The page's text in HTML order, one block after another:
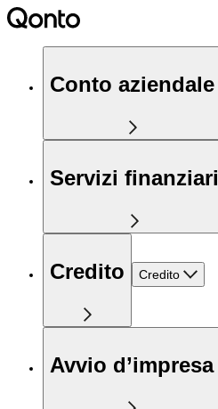
Conto aziendale
Servizi finanziari
Credito Credito
Avvio d’impresa